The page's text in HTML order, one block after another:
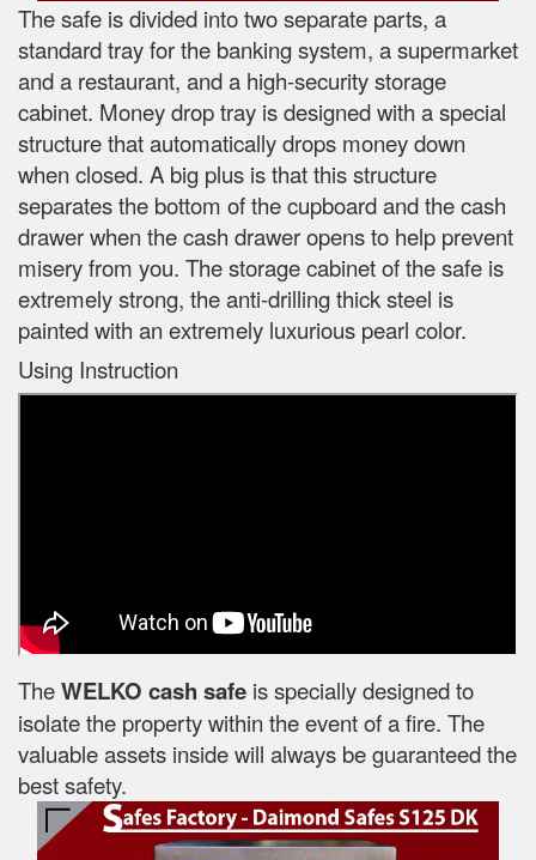
The safe is divided into two separate parts, a
standard tray for the banking system, a supermarket
and a restaurant, and a high-security storage
cabinet. Money drop tray is designed with a special
structure that automatically drops money down
when closed. A big plus is that this structure
separates the bottom of the cupboard and the cash
drawer when the cash drawer opens to help prevent
misery from you. The storage cabinet of the safe is
extremely strong, the anti-drilling thick steel is
painted with an extremely luxurious pearl color.
Using Instruction
TheWELKO cash safe is specially designed to
isolate the property within the event of a fire. The
valuable assets inside will always be guaranteed the
best safety.